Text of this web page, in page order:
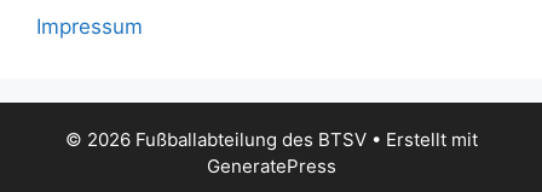
Impressum
© 2026 Fußballabteilung des BTSV• Erstellt mit
GeneratePress